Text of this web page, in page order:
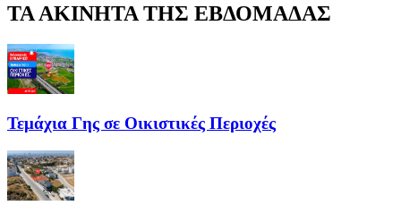
ΤΑ ΑΚΙΝΗΤΑ ΤΗΣ ΕΒΔΟΜΑΔΑΣ
Τεμάχια Γης σε Οικιστικές Περιοχές